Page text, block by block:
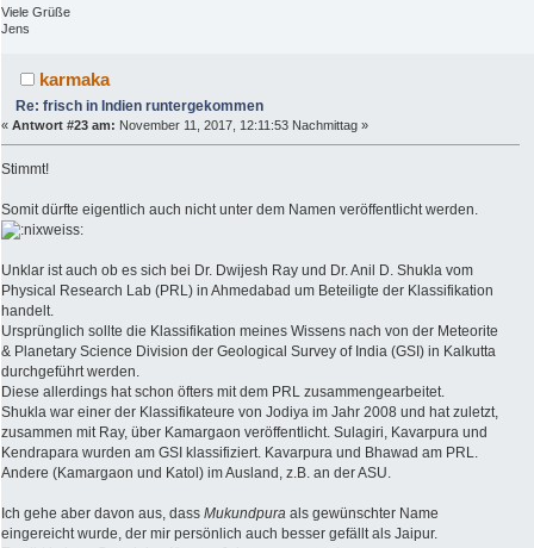
Viele Grüße
Jens
karmaka
Re: frisch in Indien runtergekommen
« Antwort #23 am: November 11, 2017, 12:11:53 Nachmittag »
Stimmt!
Somit dürfte eigentlich auch nicht unter dem Namen veröffentlicht werden.
Unklar ist auch ob es sich bei Dr. Dwijesh Ray und Dr. Anil D. Shukla vom
Physical Research Lab (PRL) in Ahmedabad um Beteiligte der Klassifikation
handelt.
Ursprünglich sollte die Klassifikation meines Wissens nach von der Meteorite
& Planetary Science Division der Geological Survey of India (GSI) in Kalkutta
durchgeführt werden.
Diese allerdings hat schon öfters mit dem PRL zusammengearbeitet.
Shukla war einer der Klassifikateure von Jodiya im Jahr 2008 und hat zuletzt,
zusammen mit Ray, über Kamargaon veröffentlicht. Sulagiri, Kavarpura und
Kendrapara wurden am GSI klassifiziert. Kavarpura und Bhawad am PRL.
Andere (Kamargaon und Katol) im Ausland, z.B. an der ASU.
Ich gehe aber davon aus, dass Mukundpura als gewünschter Name
eingereicht wurde, der mir persönlich auch besser gefällt als Jaipur.